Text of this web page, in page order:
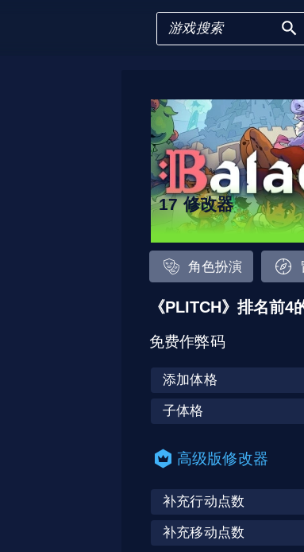
17 修改器
角色扮演
《PLITCH》排名前4
免费作弊码
添加体格
子体格
高级版修改器
补充行动点数
补充移动点数